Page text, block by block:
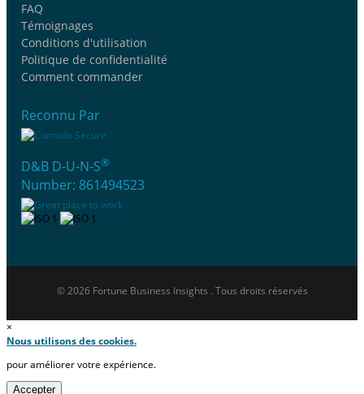
FAQ
Témoignages
Conditions d'utilisation
Politique de confidentialité
Comment commander
Reconnu Par
D&B D-U-N-S®
Number: 861494523
© 2026 Fortune Business Insights . Tous droits réservés
×
Nous utilisons des cookies.
pour améliorer votre expérience.
Accepter